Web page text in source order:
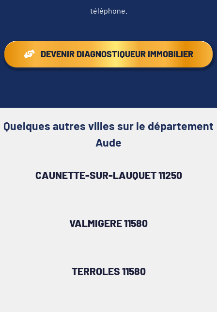
téléphone.
DEVENIR DIAGNOSTIQUEUR IMMOBILIER
Quelques autres villes sur le département
Aude
CAUNETTE-SUR-LAUQUET 11250
VALMIGERE 11580
TERROLES 11580